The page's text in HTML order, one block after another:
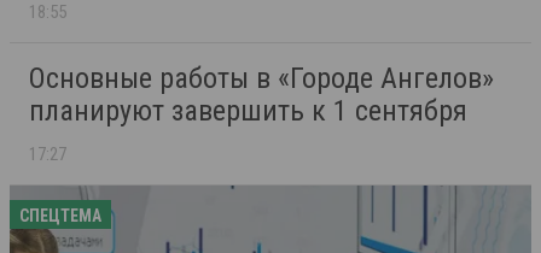
18:55
Основные работы в «Городе Ангелов»
планируют завершить к 1 сентября
17:27
СПЕЦТЕМА